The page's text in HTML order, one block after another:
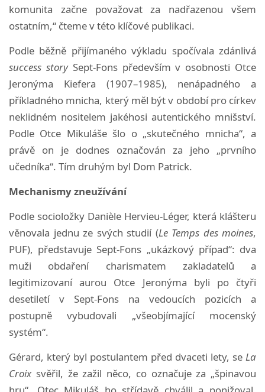
komunita začne považovat za nadřazenou všem
ostatním,“ čteme v této klíčové publikaci.
Podle běžně přijímaného výkladu spočívala zdánlivá
success storySept-Fons především v osobnosti Otce
Jeronýma Kiefera (1907–1985), nenápadného a
příkladného mnicha, který měl být v období pro církev
neklidném nositelem jakéhosi autentického mnišství.
Podle Otce Mikuláše šlo o „skutečného mnicha“, a
právě on je dodnes označován za jeho „prvního
učedníka“. Tím druhým byl Dom Patrick.
Mechanismy zneužívání
Podle socioložky Danièle Hervieu-Léger, která klášteru
věnovala jednu ze svých studií (Le Temps des moines,
PUF), představuje Sept-Fons „ukázkový případ“: dva
muži obdaření charismatem zakladatelů a
legitimizovaní aurou Otce Jeronýma byli po čtyři
desetiletí v Sept-Fons na vedoucích pozicích a
postupně vybudovali „všeobjímající mocenský
systém“.
Gérard, který byl postulantem před dvaceti lety, se La
Croixsvěřil, že zažil něco, co označuje za „špinavou